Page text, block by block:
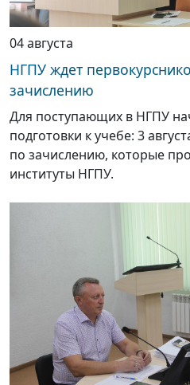
04 августа
НГПУ ждет
зачислению
Для поступающих в НГПУ
подготовки к учебе: 3
по зачислению, которые
институты НГПУ.